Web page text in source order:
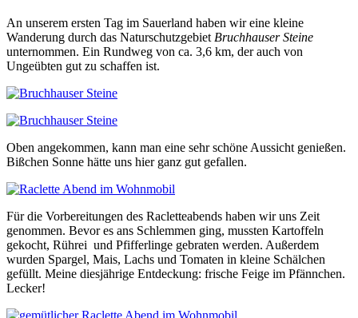
An unserem ersten Tag im Sauerland haben wir eine kleine
Wanderung durch das Naturschutzgebiet Bruchhauser Steine
unternommen. Ein Rundweg von ca. 3,6 km, der auch von
Ungeübten gut zu schaffen ist.
Oben angekommen, kann man eine sehr schöne Aussicht genießen.
Bißchen Sonne hätte uns hier ganz gut gefallen.
Für die Vorbereitungen des Racletteabends haben wir uns Zeit
genommen. Bevor es ans Schlemmen ging, mussten Kartoffeln
gekocht, Rührei und Pfifferlinge gebraten werden. Außerdem
wurden Spargel, Mais, Lachs und Tomaten in kleine Schälchen
gefüllt. Meine diesjährige Entdeckung: frische Feige im Pfännchen.
Lecker!